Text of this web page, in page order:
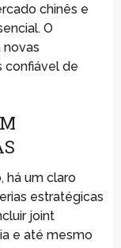
chinês e
O
novas
confiável de
há um claro
estratégicas
joint
e até mesmo